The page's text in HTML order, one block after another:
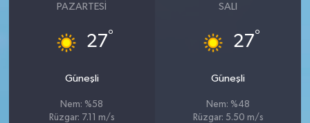
PAZARTESI
27°
Güneşli
Nem: %58
Rüzgar: 7.11 m/s
SALI
27°
Güneşli
Nem: %48
Rüzgar: 5.50 m/s